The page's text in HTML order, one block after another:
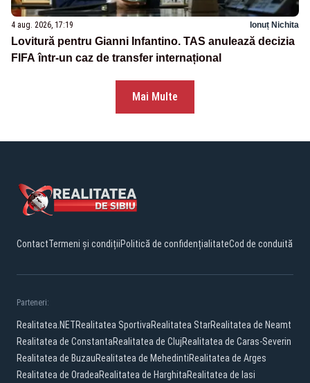
4 aug. 2026, 17:19 Ionuț Nichita
Lovitură pentru Gianni Infantino. TAS anulează decizia
FIFA într-un caz de transfer internațional
Mai Multe
ContactTermeni și condițiiPolitică de confidențialitateCod de conduită
Parteneri:
Realitatea.NETRealitatea SportivaRealitatea StarRealitatea de Neamt
Realitatea de ConstantaRealitatea de ClujRealitatea de Caras-Severin
Realitatea de BuzauRealitatea de MehedintiRealitatea de Arges
Realitatea de OradeaRealitatea de HarghitaRealitatea de Iasi